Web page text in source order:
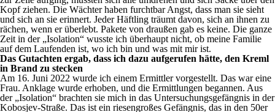
Kopf ziehen. Die Wächter haben furchtbar Angst, dass man sie sieht
und sich an sie erinnert. Jeder Häftling träumt davon, sich an ihnen zu
rächen, wenn er überlebt. Pakete von draußen gab es keine. Die ganze
Zeit in der „Isolation“ wusste ich überhaupt nicht, ob meine Familie
auf dem Laufenden ist, wo ich bin und was mit mir ist.
Das Gutachten ergab, dass ich dazu aufgerufen hätte, den Kreml
in Brand zu stecken
Am 16. Juni 2022 wurde ich einem Ermittler vorgestellt. Das war eine
Frau. Anklage wurde erhoben, und die Ermittlungen begannen. Aus
der „Isolation“ brachten sie mich in das Untersuchungsgefängnis in der
Kobosjev-Straße. Das ist ein riesengroßes Gefängnis, das in den 50er